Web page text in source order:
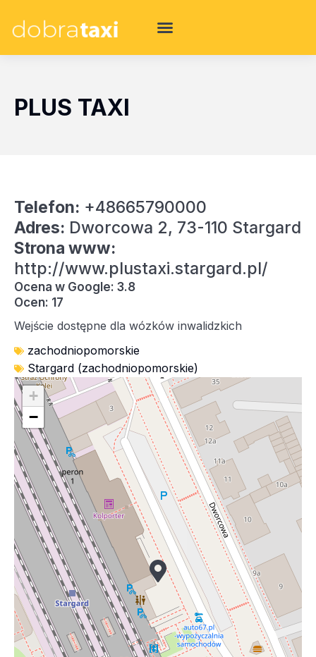
PLUS TAXI
Telefon: +48665790000
Adres: Dworcowa 2, 73-110 Stargard
Strona www:
http://www.plustaxi.stargard.pl/
Ocena w Google: 3.8
Ocen: 17
Wejście dostępne dla wózków inwalidzkich
zachodniopomorskie
Stargard (zachodniopomorskie)
+
−